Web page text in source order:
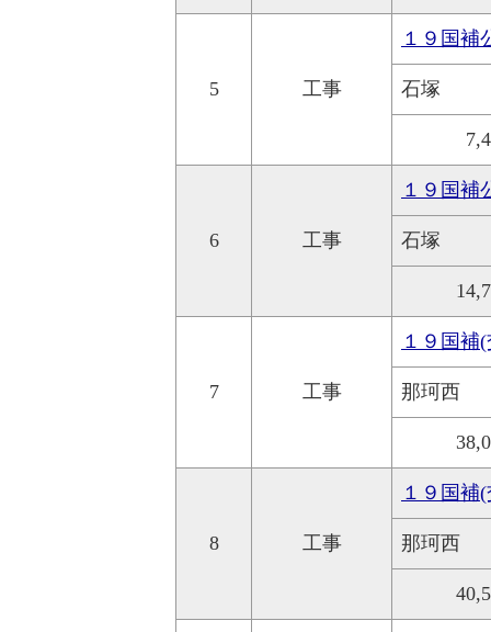
5 工事
１９国補
石塚
6 工事
１９国補
石塚
7 工事
１９国補
那珂西
8 工事
１９国補
那珂西